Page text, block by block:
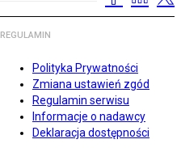
REGULAMIN
Polityka Prywatności
Zmiana ustawień zgód
Regulamin serwisu
Informacje o nadawcy
Deklaracja dostępności